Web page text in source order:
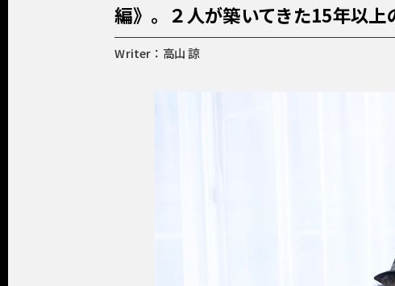
編》。２人が築いてきた15年以上
Writer：高山 諒